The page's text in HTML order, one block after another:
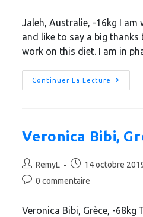
Jaleh, Australie, -16kg I
and like to say a big thanks
work on this diet. I am in
Continuer La Lecture
Veronica Bibi,
RemyL 14 octobre
0 commentaire
Veronica Bibi, Grèce, -68kg